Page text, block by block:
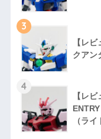
3
【レ
クアン
4
【レ
（ラ